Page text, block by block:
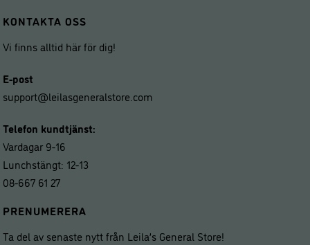
KONTAKTA OSS
Vi finns alltid här för dig!
E-post
support@leilasgeneralstore.com
Telefon kundtjänst:
Vardagar 9-16
Lunchstängt: 12-13
08-667 61 27
PRENUMERERA
Ta del av senaste nytt från Leila’s General Store!